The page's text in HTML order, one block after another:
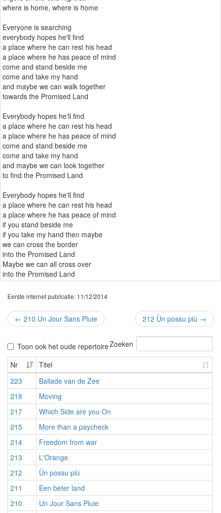
where is home, where is home
Everyone is searching
everybody hopes he'll find
a place where he can rest his head
a place where he has peace of mind
come and stand beside me
come and take my hand
and maybe we can walk together
towards the Promised Land
Everybody hopes he'll find
a place where he can rest his head
a place where he has peace of mind
come and stand beside me
come and take my hand
and maybe we can look together
to find the Promised Land
Everybody hopes he'll find
a place where he can rest his head
a place where he has peace of mind
if you stand beside me
if you take my hand then maybe
we can cross the border
into the Promised Land
Maybe we can all cross over
into the Promised Land
Eerste internet publicatie: 11/12/2014
← 210 Un Jour Sans Pluie 212 Ùn possu più →
Toon ook het oude repertoireZoeken
Nr
Titel
223
Ballade van de Zee
218
Moving
217
Which Side are you On
215
More than a paycheck
214
Freedom from war
213
L'Orange
212
Ùn possu più
211
Een beter land
210
Un Jour Sans Pluie